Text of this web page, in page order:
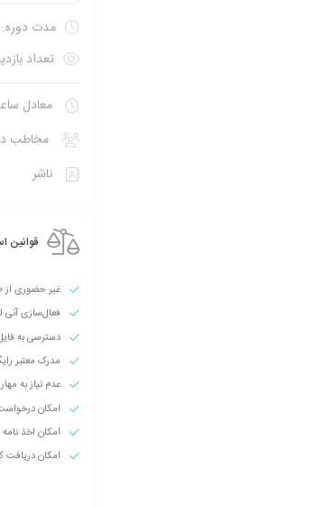
مدت دوره:
تعداد
معادل
مخاطب
ناشر
قوانین
غیر حضوری از
فعال‌سازی
دسترسی به
مدرک معتبر
عدم نیاز به
امکان
امکان اخذ
امکان دریافت